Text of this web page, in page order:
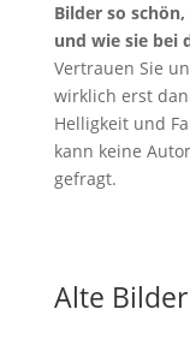
Bilder so
und wie sie bei
Vertrauen Sie
wirklich erst
Helligkeit und
kann keine
gefragt.
Alte